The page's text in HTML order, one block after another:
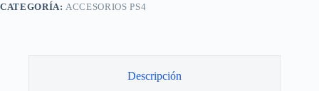
Azul
CATEGORÍA: ACCESORIOS PS4
Descripción